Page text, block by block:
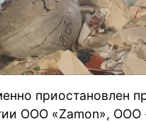
приостановлен
ООО «Zamon»,